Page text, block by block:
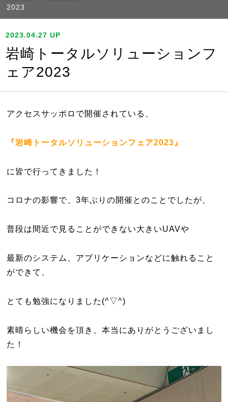
2023
2023.04.27 UP
岩崎トータルソリューションフ
ェア2023
アクセスサッポロで開催されている、
『岩崎トータルソリューションフェア2023』
に皆で行ってきました！
コロナの影響で、3年ぶりの開催とのことでしたが、
普段は間近で見ることができない大きいUAVや
最新のシステム、アプリケーションなどに触れること
ができて、
とても勉強になりました(^▽^)
素晴らしい機会を頂き、本当にありがとうございまし
た！